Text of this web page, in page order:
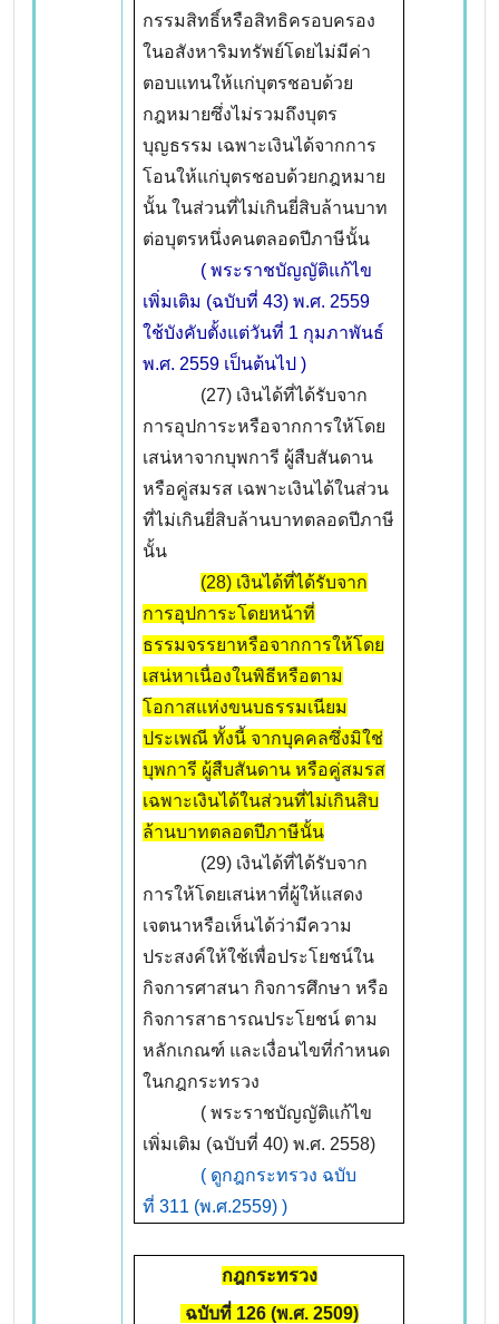
กรรมสิทธิ์หรือสิทธิครอบครอง
ในอสังหาริมทรัพย์โดยไม่มีค่า
ตอบแทนให้แก่บุตรชอบด้วย
กฎหมายซึ่งไม่รวมถึงบุตร
บุญธรรม เฉพาะเงินได้จากการ
โอนให้แก่บุตรชอบด้วยกฎหมาย
นั้น ในส่วนที่ไม่เกินยี่สิบล้านบาท
ต่อบุตรหนึ่งคนตลอดปีภาษีนั้น
( พระราชบัญญัติแก้ไข
เพิ่มเติม (ฉบับที่ 43) พ.ศ. 2559
ใช้บังคับตั้งแต่วันที่ 1 กุมภาพันธ์
พ.ศ. 2559 เป็นต้นไป )
(27) เงินได้ที่ได้รับจาก
การอุปการะหรือจากการให้โดย
เสน่หาจากบุพการี ผู้สืบสันดาน
หรือคู่สมรส เฉพาะเงินได้ในส่วน
ที่ไม่เกินยี่สิบล้านบาทตลอดปีภาษี
นั้น
(28) เงินได้ที่ได้รับจาก
การอุปการะโดยหน้าที่
ธรรมจรรยาหรือจากการให้โดย
เสน่หาเนื่องในพิธีหรือตาม
โอกาสแห่งขนบธรรมเนียม
ประเพณี ทั้งนี้ จากบุคคลซึ่งมิใช่
บุพการี ผู้สืบสันดาน หรือคู่สมรส
เฉพาะเงินได้ในส่วนที่ไม่เกินสิบ
ล้านบาทตลอดปีภาษีนั้น
(29) เงินได้ที่ได้รับจาก
การให้โดยเสน่หาที่ผู้ให้แสดง
เจตนาหรือเห็นได้ว่ามีความ
ประสงค์ให้ใช้เพื่อประโยชน์ใน
กิจการศาสนา กิจการศึกษา หรือ
กิจการสาธารณประโยชน์ ตาม
หลักเกณฑ์ และเงื่อนไขที่กำหนด
ในกฎกระทรวง
( พระราชบัญญัติแก้ไข
เพิ่มเติม (ฉบับที่ 40) พ.ศ. 2558)
( ดูกฎกระทรวง ฉบับ
ที่ 311 (พ.ศ.2559) )
กฎกระทรวง
ฉบับที่ 126 (พ.ศ. 2509)